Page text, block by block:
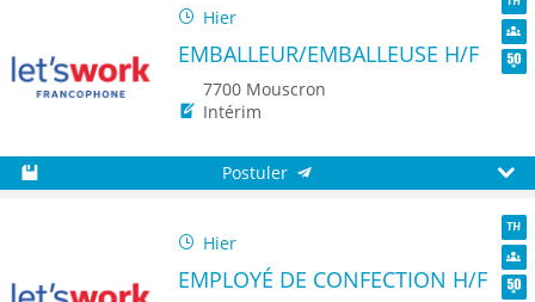
Hier
TH
EMBALLEUR/EMBALLEUSE H/F
7700 Mouscron
Intérim
Postuler
Hier
TH
EMPLOYÉ DE CONFECTION H/F